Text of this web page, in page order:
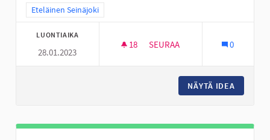
Rajaa tulokset teeman mukaan: Eteläinen Seinäjoki
Eteläinen Seinäjoki
LUONTIAIKA
28.01.2023
18 18 SEURAAJAA
SEURAA 0
NÄYTÄ IDEA